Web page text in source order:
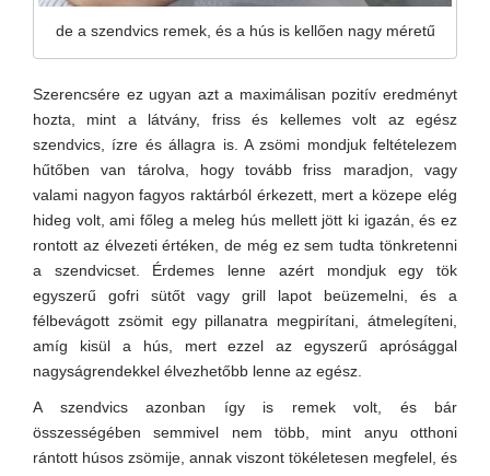
de a szendvics remek, és a hús is kellően nagy méretű
Szerencsére ez ugyan azt a maximálisan pozitív eredményt
hozta, mint a látvány, friss és kellemes volt az egész
szendvics, ízre és állagra is. A zsömi mondjuk feltételezem
hűtőben van tárolva, hogy tovább friss maradjon, vagy
valami nagyon fagyos raktárból érkezett, mert a közepe elég
hideg volt, ami főleg a meleg hús mellett jött ki igazán, és ez
rontott az élvezeti értéken, de még ez sem tudta tönkretenni
a szendvicset. Érdemes lenne azért mondjuk egy tök
egyszerű gofri sütőt vagy grill lapot beüzemelni, és a
félbevágott zsömit egy pillanatra megpirítani, átmelegíteni,
amíg kisül a hús, mert ezzel az egyszerű aprósággal
nagyságrendekkel élvezhetőbb lenne az egész.
A szendvics azonban így is remek volt, és bár
összességében semmivel nem több, mint anyu otthoni
rántott húsos zsömije, annak viszont tökéletesen megfelel, és